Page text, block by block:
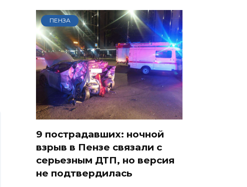
ПЕНЗА
9 пострадавших: ночной
взрыв в Пензе связали с
серьезным ДТП, но версия
не подтвердилась